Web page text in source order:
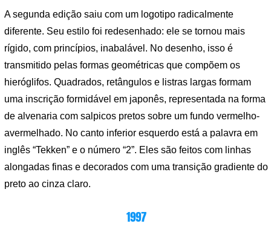
A segunda edição saiu com um logotipo radicalmente
diferente. Seu estilo foi redesenhado: ele se tornou mais
rígido, com princípios, inabalável. No desenho, isso é
transmitido pelas formas geométricas que compõem os
hieróglifos. Quadrados, retângulos e listras largas formam
uma inscrição formidável em japonês, representada na forma
de alvenaria com salpicos pretos sobre um fundo vermelho-
avermelhado. No canto inferior esquerdo está a palavra em
inglês “Tekken” e o número “2”. Eles são feitos com linhas
alongadas finas e decorados com uma transição gradiente do
preto ao cinza claro.
1997